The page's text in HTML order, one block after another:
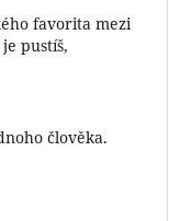
favorita mezi
pustíš,
člověka.